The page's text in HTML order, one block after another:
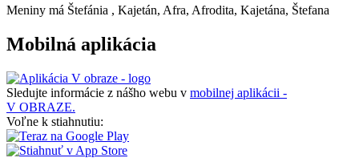
Meniny má Štefánia , Kajetán, Afra, Afrodita, Kajetána, Štefana
Mobilná aplikácia
Sledujte informácie z nášho webu v mobilnej aplikácii -
V OBRAZE.
Voľne k stiahnutiu: